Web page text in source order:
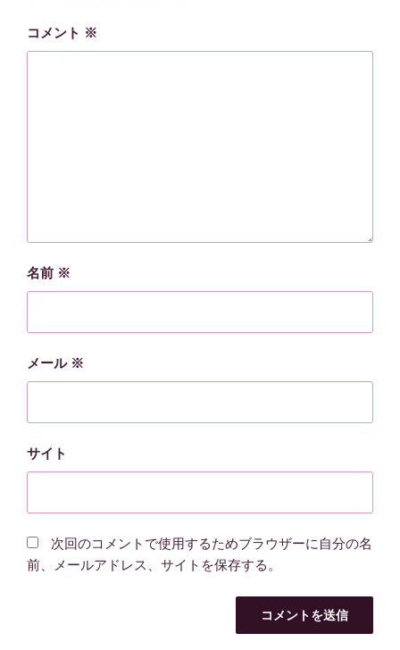
コメント ※
名前 ※
メール ※
サイト
次回のコメントで使用するためブラウザーに自分の名
前、メールアドレス、サイトを保存する。